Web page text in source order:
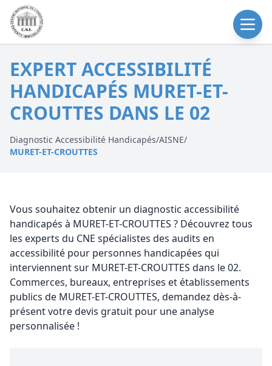
EXPERT ACCESSIBILITÉ
HANDICAPÉS MURET-ET-
CROUTTES DANS LE 02
Diagnostic Accessibilité Handicapés/AISNE/
MURET-ET-CROUTTES
Vous souhaitez obtenir un diagnostic accessibilité
handicapés à MURET-ET-CROUTTES ? Découvrez tous
les experts du CNE spécialistes des audits en
accessibilité pour personnes handicapées qui
interviennent sur MURET-ET-CROUTTES dans le 02.
Commerces, bureaux, entreprises et établissements
publics de MURET-ET-CROUTTES, demandez dès-à-
présent votre devis gratuit pour une analyse
personnalisée !